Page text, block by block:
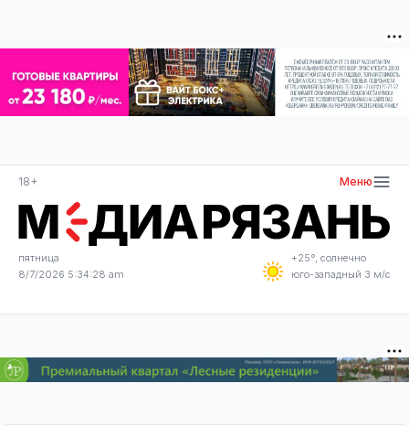
18+ Меню
пятница
8/7/2026 5:34:28 am
+25°, солнечно
юго-западный 3 м/с